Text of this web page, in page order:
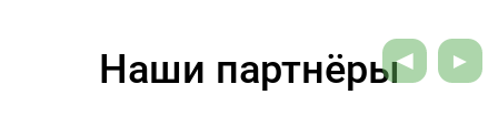
Наши партнёры